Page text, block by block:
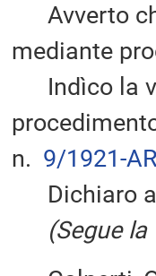
Avverto
mediante
Indìco la
n. 9/1921-
Dichiaro
(Segue la